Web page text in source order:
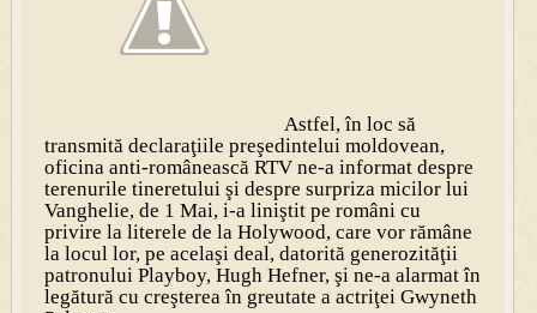
Astfel, în loc să
transmită declaraţiile preşedintelui moldovean,
oficina anti-românească RTV ne-a informat despre
terenurile tineretului şi despre surpriza micilor lui
Vanghelie, de 1 Mai, i-a liniştit pe români cu
privire la literele de la Holywood, care vor rămâne
la locul lor, pe acelaşi deal, datorită generozităţii
patronului Playboy, Hugh Hefner, şi ne-a alarmat în
legătură cu creşterea în greutate a actriţei Gwyneth